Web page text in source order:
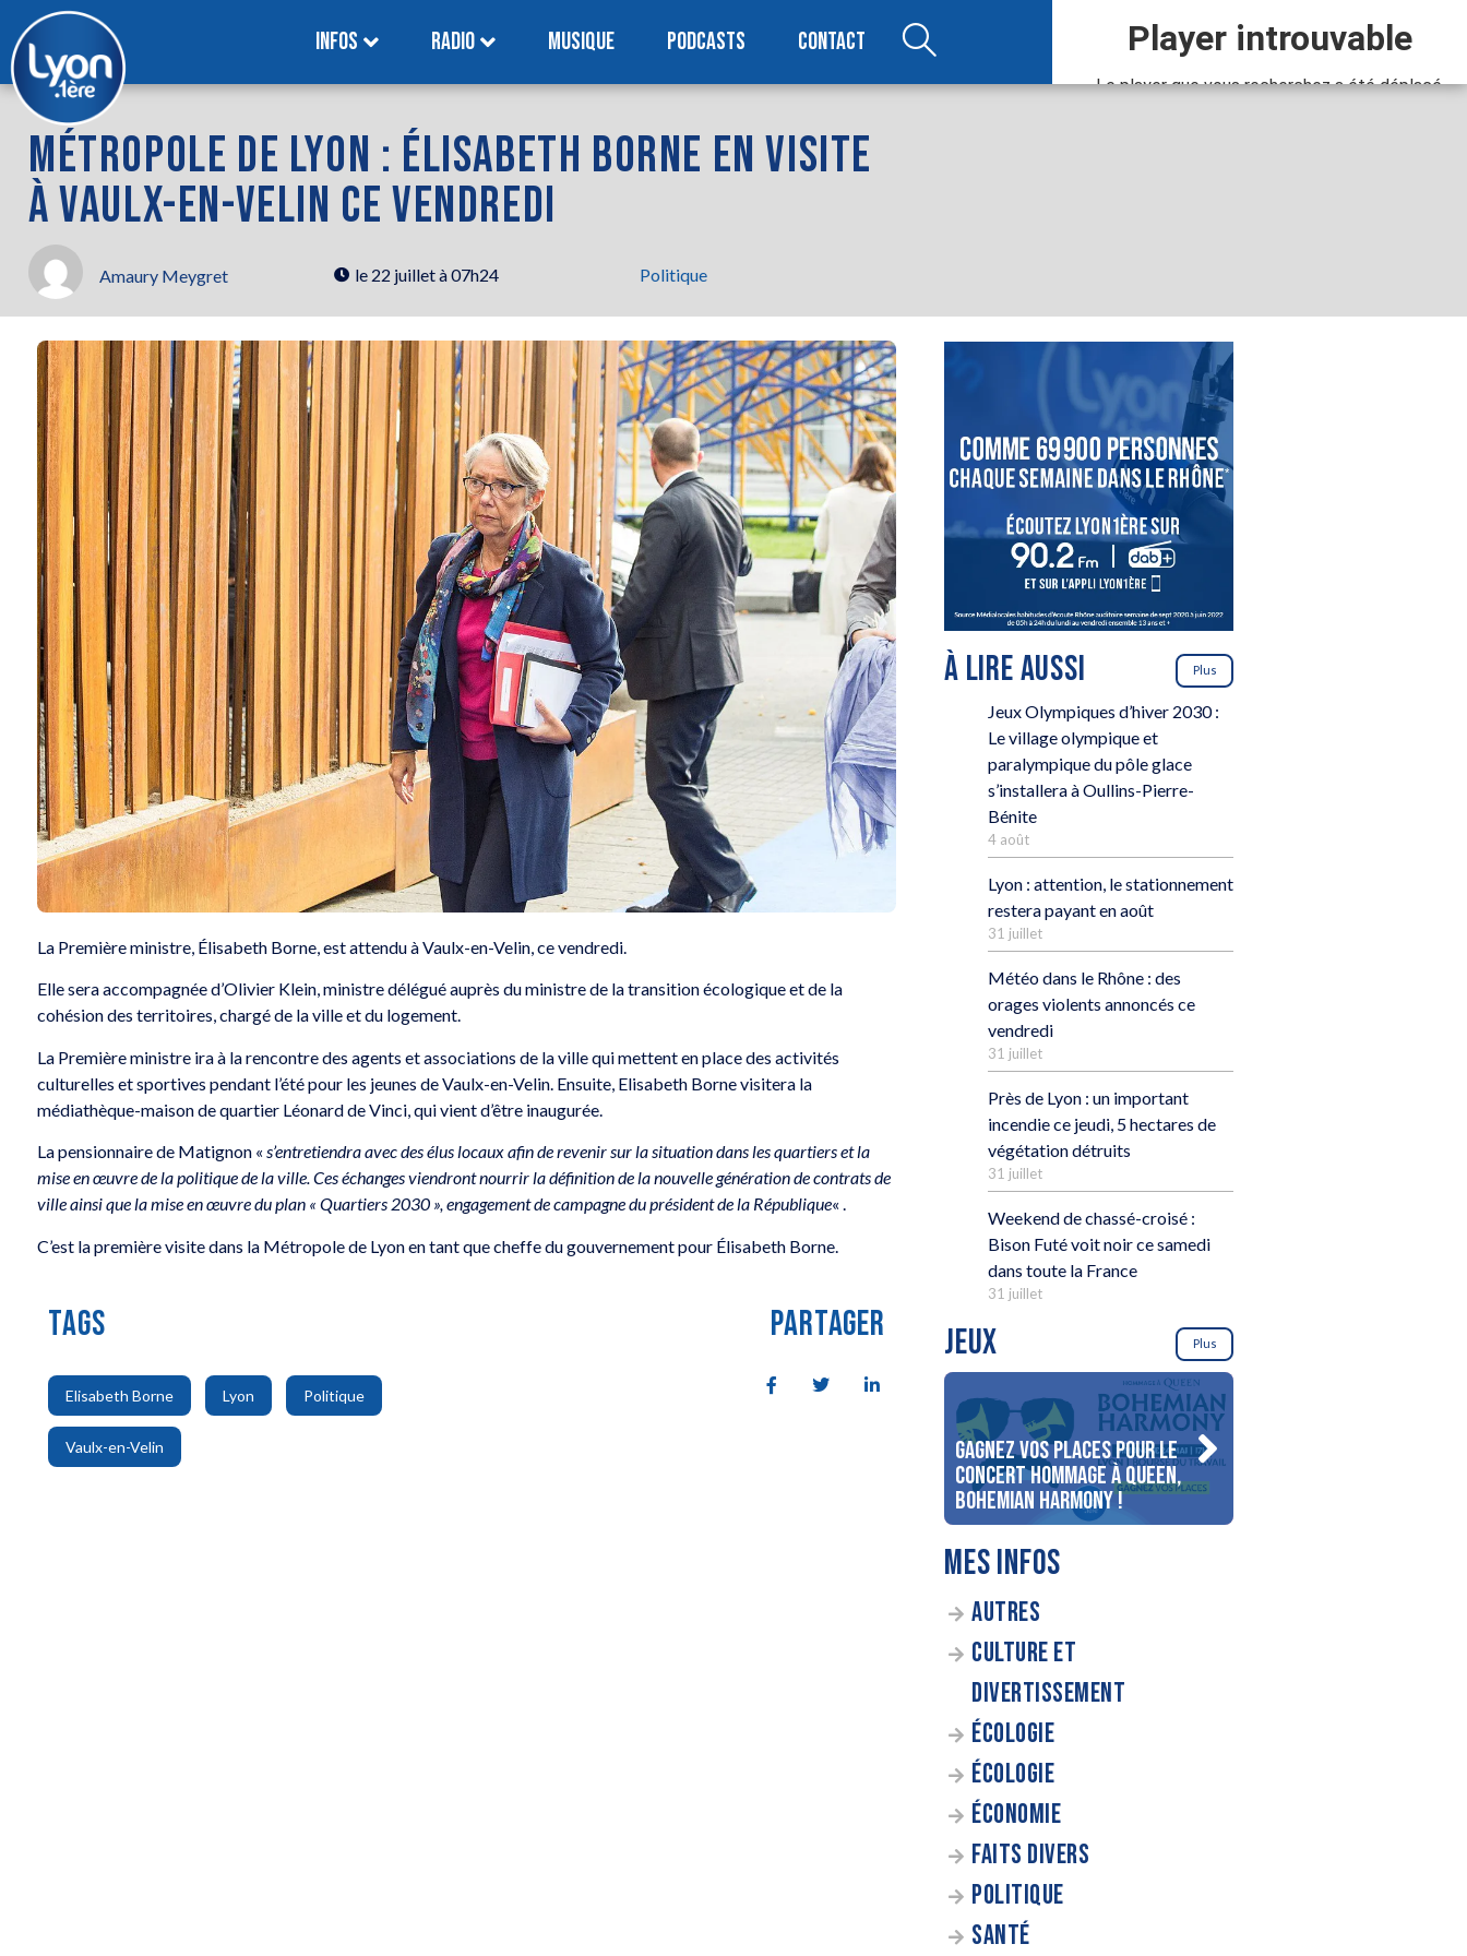
INFOS RADIO MUSIQUE PODCASTS CONTACT
MÉTROPOLE DE LYON : ÉLISABETH BORNE EN VISITE
À VAULX-EN-VELIN CE VENDREDI
Amaury Meygret le 22 juillet à 07h24 Politique
La Première ministre, Élisabeth Borne, est attendu à Vaulx-en-Velin, ce vendredi.
Elle sera accompagnée d’Olivier Klein, ministre délégué auprès du ministre de la transition écologique et de la
cohésion des territoires, chargé de la ville et du logement.
La Première ministre ira à la rencontre des agents et associations de la ville qui mettent en place des activités
culturelles et sportives pendant l’été pour les jeunes de Vaulx-en-Velin. Ensuite, Elisabeth Borne visitera la
médiathèque-maison de quartier Léonard de Vinci, qui vient d’être inaugurée.
La pensionnaire de Matignon «s’entretiendra avec des élus locaux afin de revenir sur la situation dans les quartiers et la
mise en œuvre de la politique de la ville. Ces échanges viendront nourrir la définition de la nouvelle génération de contrats de
ville ainsi que la mise en œuvre du plan « Quartiers 2030 », engagement de campagne du président de la République« .
C’est la première visite dans la Métropole de Lyon en tant que cheffe du gouvernement pour Élisabeth Borne.
TAGS
Elisabeth Borne
,
Lyon
,
Politique
Vaulx-en-Velin
PARTAGER
À LIRE AUSSI Plus
Jeux Olympiques d’hiver 2030 :
Le village olympique et
paralympique du pôle glace
s’installera à Oullins-Pierre-
Bénite
4 août
Lyon : attention, le stationnement
restera payant en août
31 juillet
Météo dans le Rhône : des
orages violents annoncés ce
vendredi
31 juillet
Près de Lyon : un important
incendie ce jeudi, 5 hectares de
végétation détruits
31 juillet
Weekend de chassé-croisé :
Bison Futé voit noir ce samedi
dans toute la France
31 juillet
JEUX Plus
Gagnez vos places pour le
concert Hommage à Queen,
Bohemian Harmony !
MES INFOS
AUTRES
CULTURE ET
DIVERTISSEMENT
ÉCOLOGIE
ÉCOLOGIE
ÉCONOMIE
FAITS DIVERS
POLITIQUE
SANTÉ